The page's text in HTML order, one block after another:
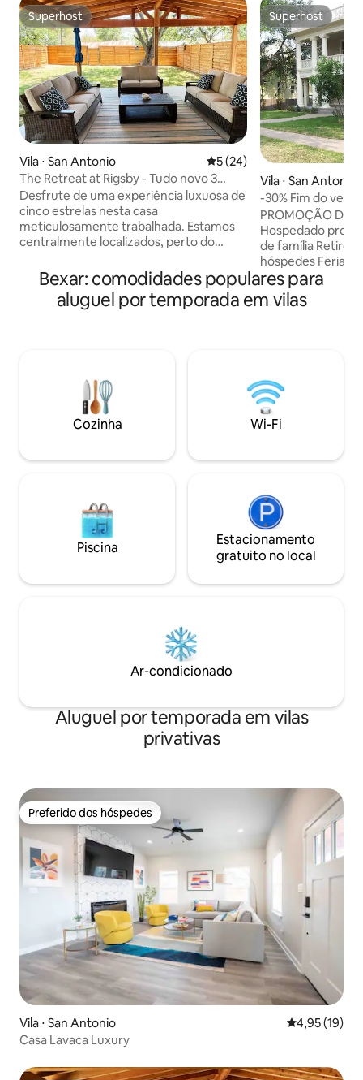
Superhost
Superhost
Vila ⋅ San Antonio 5 de uma avaliação média
5 (24)
The Retreat at Rigsby - Tudo novo 3
quartos/2,5 banheiros
Desfrute de uma experiência luxuosa de
cinco estrelas nesta casa
meticulosamente trabalhada. Estamos
centralmente localizados, perto do
Alamodome, do Pearl e muito mais. Esta
casa dispõe de um incrível pátio com
cozinha ao ar livre, uma generosa suíte
secar roupa. A Internet é
extremamente rápida, com a fibra AT&T,
com velocidades de 1 GIG. Tudo o que
você precisa está ao seu alcance.
Superhost
Superhost
Vila ⋅ San Antonio
-30% Fim do
histórica/
PROMOÇÃO DE
Hospedado
de família Retiros
hóspedes Feriados Spurs!
de uma mansão
possa ficar juntos
adjacentes)? Nossa mansão de 3
envolvente +
cozinhar juntos
Espaço flexível no
com banheiro
Bexar: comodidades populares para
aluguel por temporada em vilas
Cozinha Wi-Fi
Piscina
Estacionamento
gratuito no local
Ar-condicionado
Aluguel por temporada em vilas
privativas
Preferido dos hóspedes
Preferido dos hóspedes
Vila ⋅ San Antonio 4,95 de uma
4,95 (19)
Casa Lavaca Luxury